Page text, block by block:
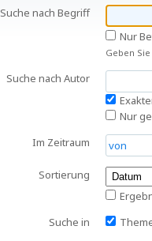
Suche nach Begriff
Nur
Geben
Suche nach Autor
Nur
Im Zeitraum
Sortierung
Suche in